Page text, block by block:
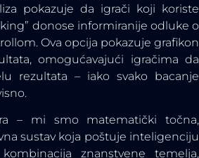
pokazuje da igrači koji koriste
donose informiranije odluke o
Ova opcija pokazuje grafikon
omogućavajući igračima da
rezultata – iako svako bacanje
– mi smo matematički točna,
sustav koja poštuje inteligenciju
znanstvene temelja,